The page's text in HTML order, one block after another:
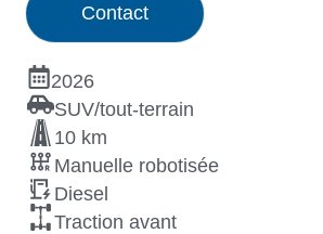
Contact
2026
SUV/tout-terrain
10 km
Manuelle robotisée
Diesel
Traction avant